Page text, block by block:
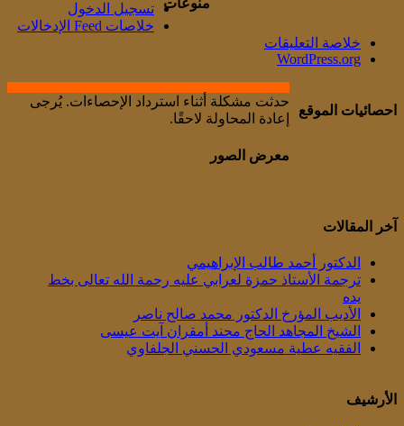
تسجيل الدخول
خلاصات Feed الإدخالات
خلاصة التعليقات
WordPress.org
احصائيات الموقع
حدثت مشكلة أثناء استرداد الإحصاءات. يُرجى
إعادة المحاولة لاحقًا.
معرض الصور
آخر المقالات
الدكتور أحمد طالب الإبراهيمي
ترجمة الأستاذ حمزة لعرابي عليه رحمة الله تعالى بخط
يده
الأديب المؤرخ الدكتور محمد صالح ناصر
الشيخ المجاهد الحاج محند أمقران آيت عيسى
الفقيه عطية مسعودي الحسني الجلفاوي
الأرشيف